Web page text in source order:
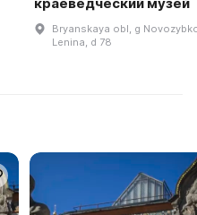
Bryanskaya obl, g
Lenina, d 78